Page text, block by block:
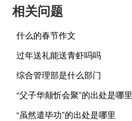
相关问题
什么的春节作文
过年送礼能送青虾吗吗
综合管理部是什么部门
“父子华颠忻会聚”的出处是哪里
“虽然遣毕功”的出处是哪里